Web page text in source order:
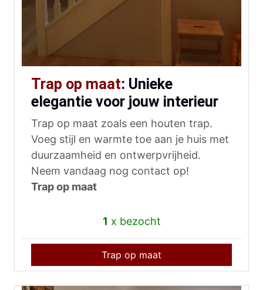
Trap op maat: Unieke
elegantie voor jouw interieur
Trap op maat zoals een houten trap.
Voeg stijl en warmte toe aan je huis met
duurzaamheid en ontwerpvrijheid.
Neem vandaag nog contact op!
Trap op maat
1 x bezocht
Trap op maat